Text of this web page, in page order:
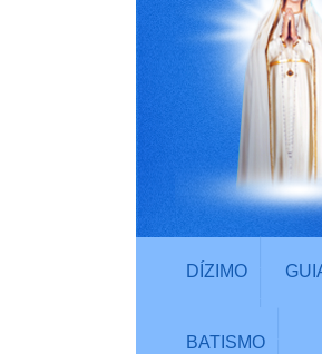
DÍZIMO
BATISMO